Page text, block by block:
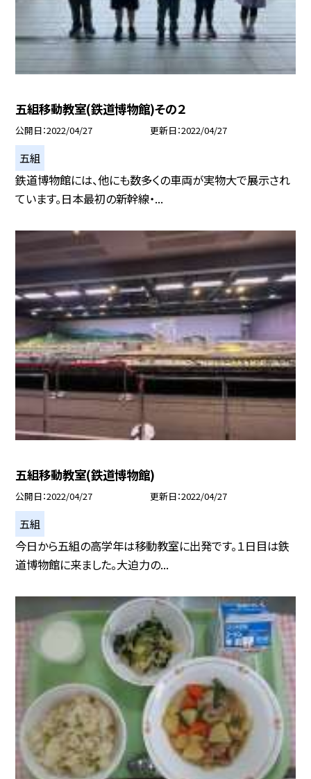
五組移動教室(鉄道博物館)その２
公開日 2022/04/27 更新日 2022/04/27
五組
鉄道博物館には、他にも数多くの車両が実物大で展示され
ています。日本最初の新幹線・...
五組移動教室(鉄道博物館)
公開日 2022/04/27 更新日 2022/04/27
五組
今日から五組の高学年は移動教室に出発です。１日目は鉄
道博物館に来ました。大迫力の...